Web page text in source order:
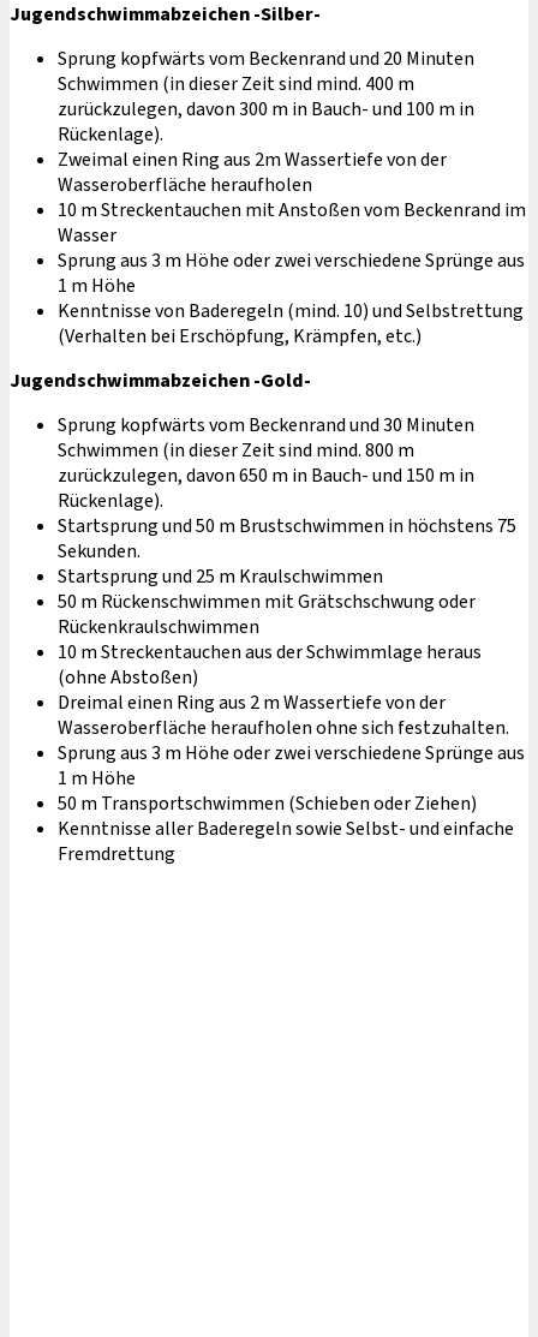
Jugendschwimmabzeichen -Silber-
Sprung kopfwärts vom Beckenrand und 20 Minuten
Schwimmen (in dieser Zeit sind mind. 400 m
zurückzulegen, davon 300 m in Bauch- und 100 m in
Rückenlage).
Zweimal einen Ring aus 2m Wassertiefe von der
Wasseroberfläche heraufholen
10 m Streckentauchen mit Anstoßen vom Beckenrand im
Wasser
Sprung aus 3 m Höhe oder zwei verschiedene Sprünge aus
1 m Höhe
Kenntnisse von Baderegeln (mind. 10) und Selbstrettung
(Verhalten bei Erschöpfung, Krämpfen, etc.)
Jugendschwimmabzeichen -Gold-
Sprung kopfwärts vom Beckenrand und 30 Minuten
Schwimmen (in dieser Zeit sind mind. 800 m
zurückzulegen, davon 650 m in Bauch- und 150 m in
Rückenlage).
Startsprung und 50 m Brustschwimmen in höchstens 75
Sekunden.
Startsprung und 25 m Kraulschwimmen
50 m Rückenschwimmen mit Grätschschwung oder
Rückenkraulschwimmen
10 m Streckentauchen aus der Schwimmlage heraus
(ohne Abstoßen)
Dreimal einen Ring aus 2 m Wassertiefe von der
Wasseroberfläche heraufholen ohne sich festzuhalten.
Sprung aus 3 m Höhe oder zwei verschiedene Sprünge aus
1 m Höhe
50 m Transportschwimmen (Schieben oder Ziehen)
Kenntnisse aller Baderegeln sowie Selbst- und einfache
Fremdrettung